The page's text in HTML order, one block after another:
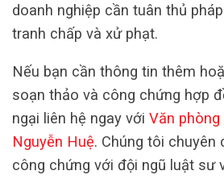
doanh nghiệp cần tuân thủ
tranh chấp và xử phạt.
Nếu bạn cần thông tin thêm
soạn thảo và công chứng hợp
ngại liên hệ ngay với Văn
Nguyễn Huệ. Chúng tôi chuyên
công chứng với đội ngũ luật sư